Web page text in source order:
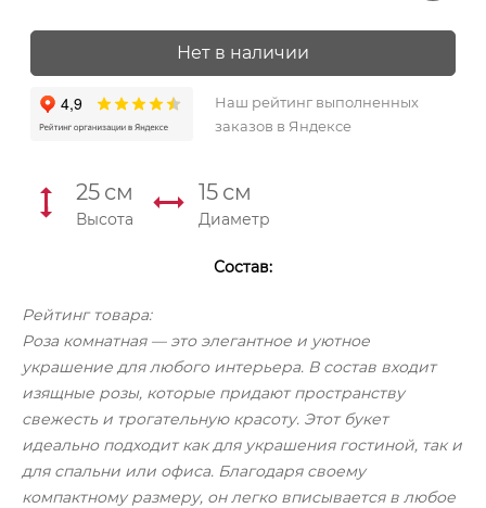
Нет в наличии
Наш рейтинг выполненных
заказов в Яндексе
25 см
Высота
15 см
Диаметр
Состав:
Рейтинг товара:
Роза комнатная — это элегантное и уютное
украшение для любого интерьера. В состав входит
изящные розы, которые придают пространству
свежесть и трогательную красоту. Этот букет
идеально подходит как для украшения гостиной, так и
для спальни или офиса. Благодаря своему
компактному размеру, он легко вписывается в любое